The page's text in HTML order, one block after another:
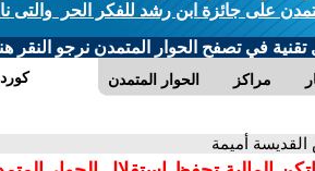
على جائزة ابن رشد للفكر الحر والتى
في تصفح الحوار المتمدن نرجو النقر
الحوار المتمدن مراكز
أميمة